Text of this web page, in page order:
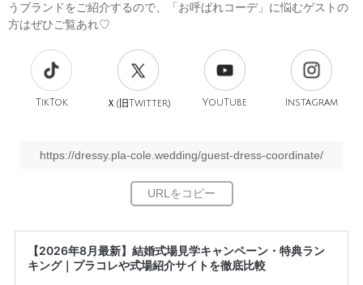
うブランドをご紹介するので、「お呼ばれコーデ」に悩むゲストの
方はぜひご覧あれ♡
TikTok Ｘ(旧Twitter) YouTube Instagram
https://dressy.pla-cole.wedding/guest-dress-coordinate/
【2026年8月最新】結婚式場見学キャンペーン・特典ラン
キング｜プラコレや式場紹介サイトを徹底比較